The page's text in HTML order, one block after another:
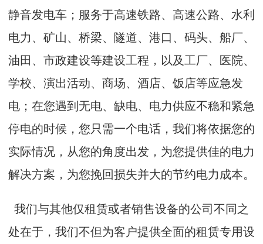
静音发电车；服务于高速铁路、高速公路、水利
电力、矿山、桥梁、隧道、港口、码头、船厂、
油田、市政建设等建设工程，以及工厂、医院、
学校、演出活动、商场、酒店、饭店等应急发
电；在您遇到无电、缺电、电力供应不稳和紧急
停电的时候，您只需一个电话，我们将依据您的
实际情况，从您的角度出发，为您提供佳的电力
解决方案，为您挽回损失并大的节约电力成本。
我们与其他仅租赁或者销售设备的公司不同之
处在于，我们不但为客户提供全面的租赁专用设